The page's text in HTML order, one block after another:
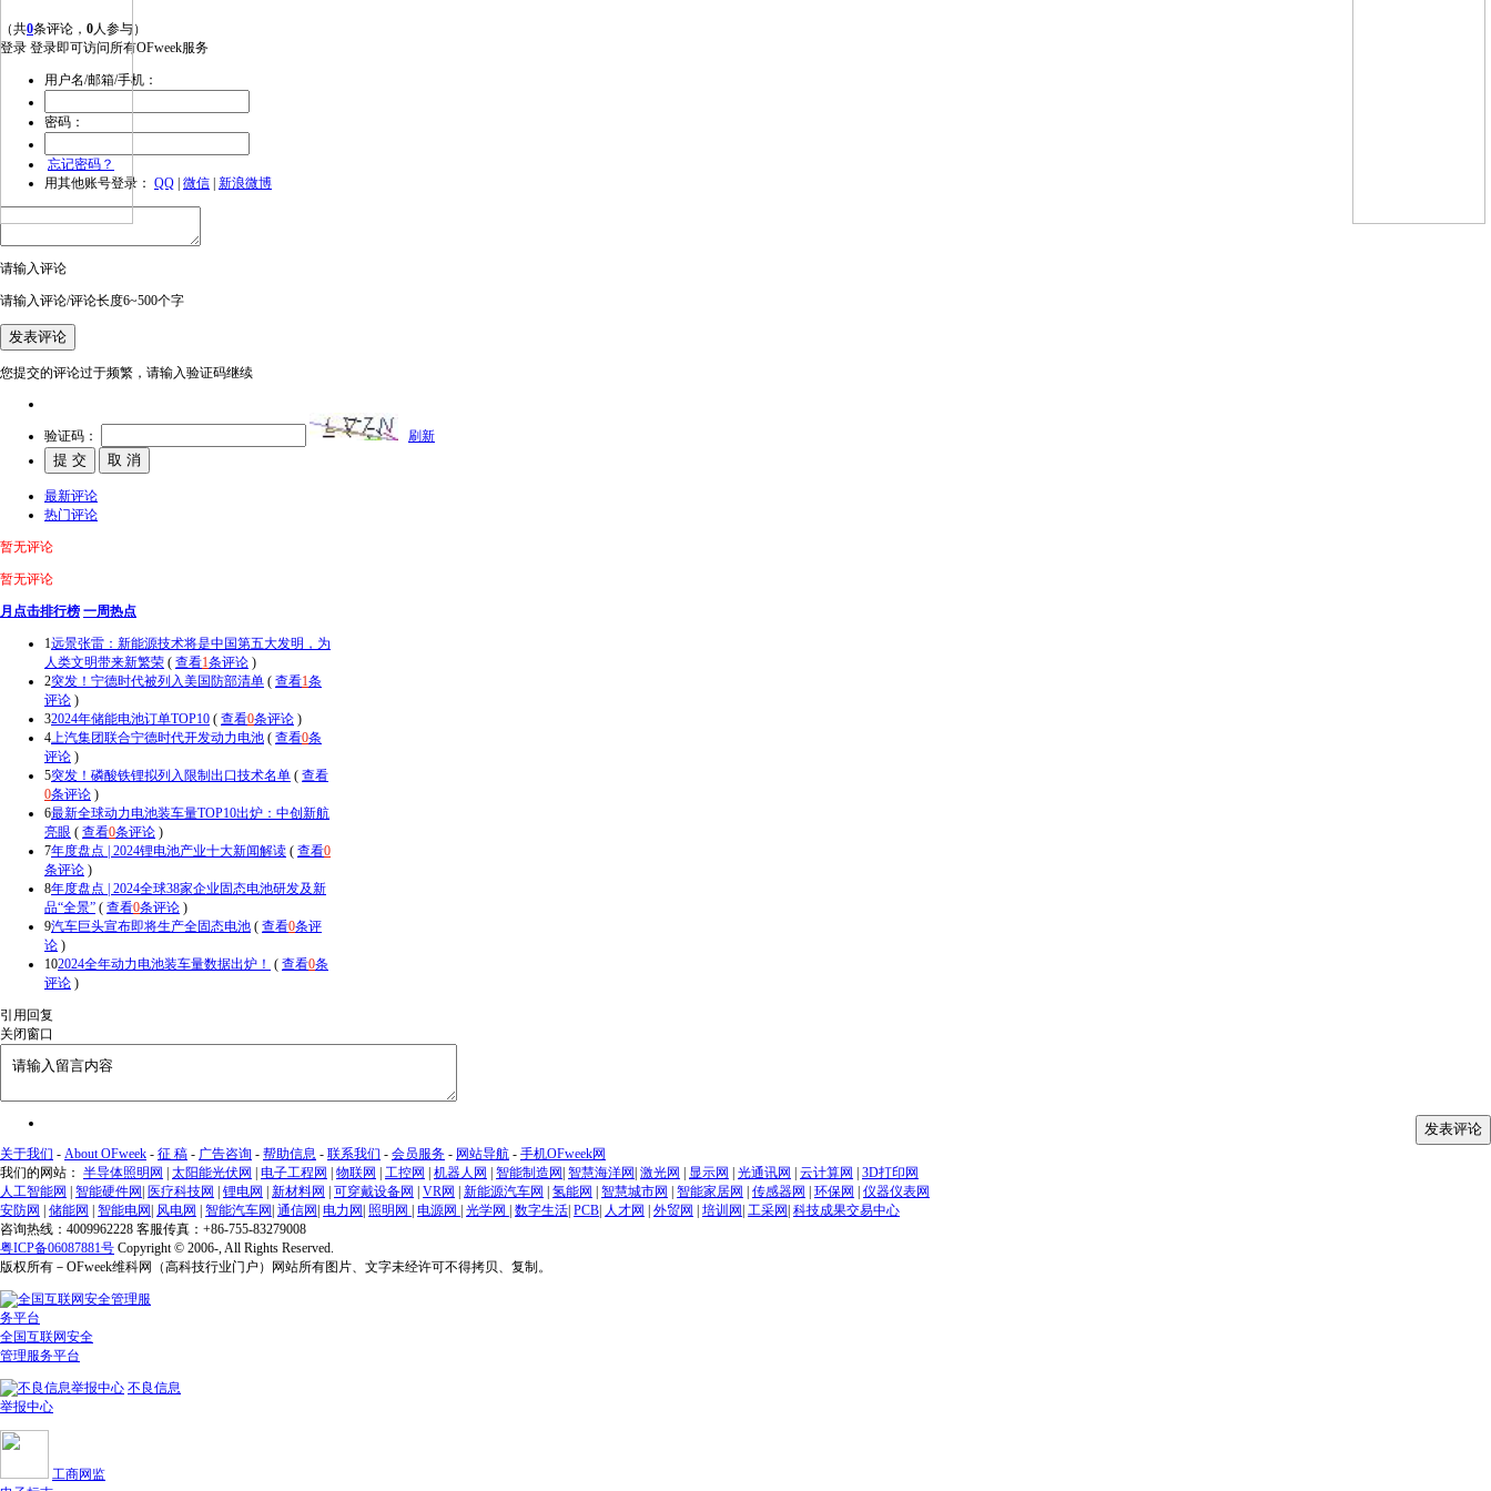
（共0条评论， 0人参与）
登录 登录即可访问所有OFweek服务
用户名/邮箱/手机：
密码：
忘记密码？
用其他账号登录： QQ 微信 新浪微博
请输入评论
请输入评论/评论长度6~500个字
您提交的评论过于频繁，请输入验证码继续
验证码： 刷新
最新评论
热门评论
暂无评论
暂无评论
月点击排行榜 一周热点
1远景张雷：新能源技术将是中国第五大发明，为
人类文明带来新繁荣 ( 查看1条评论 )
2突发！宁德时代被列入美国防部清单 ( 查看1条
评论 )
32024年储能电池订单TOP10 ( 查看0条评论 )
4上汽集团联合宁德时代开发动力电池 ( 查看0条
评论 )
5突发！磷酸铁锂拟列入限制出口技术名单 ( 查看
0条评论 )
6最新全球动力电池装车量TOP10出炉：中创新航
亮眼 ( 查看0条评论 )
7年度盘点 | 2024锂电池产业十大新闻解读 ( 查看0
条评论 )
8年度盘点 | 2024全球38家企业固态电池研发及新
品“全景” ( 查看0条评论 )
9汽车巨头宣布即将生产全固态电池 ( 查看0条评
论 )
102024全年动力电池装车量数据出炉！ ( 查看0条
评论 )
引用回复
关闭窗口
关于我们 - About OFweek - 征 稿 - 广告咨询 - 帮助信息 - 联系我们 - 会员服务 - 网站导航 - 手机OFweek网
我们的网站： 半导体照明网 太阳能光伏网 电子工程网 物联网 工控网 机器人网 智能制造网 智慧海洋网 激光网 显示网 光通讯网 云计算网
3D打印网
人工智能网
智能硬件网 医疗科技网 锂电网 新材料网 可穿戴设备网 VR网 新能源汽车网 氢能网 智慧城市网 智能家居网 传感器网 环保网
仪器仪表网
安防网
储能网 智能电网 风电网 智能汽车网 通信网 电力网 照明网 电源网 光学网 数字生活 PCB 人才网 外贸网 培训网 工采网 科技成果交易中心
咨询热线：4009962228 客服传真：+86-755-83279008
粤ICP备06087881号 Copyright © 2006-, All Rights Reserved.
版权所有－OFweek维科网（高科技行业门户）网站所有图片、文字未经许可不得拷贝、复制。
全国互联网安全
管理服务平台
不良信息
举报中心
工商网监